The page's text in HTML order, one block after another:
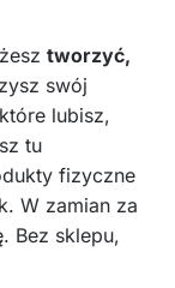
tworzyć,
swój
lubisz,
tu
fizyczne
W zamian za
Bez sklepu,